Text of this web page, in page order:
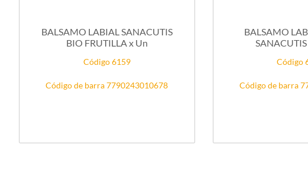
BALSAMO LABIAL SANACUTIS
BIO FRUTILLA x Un
Código 6159
Código de barra 7790243010678
BALSAMO
Código
Código de barra